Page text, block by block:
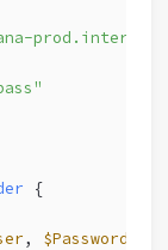
{
, $Password